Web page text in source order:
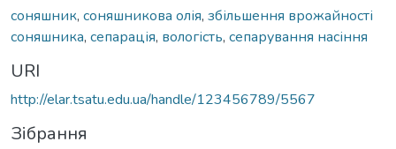
соняшник, соняшникова олія, збільшення врожайності
соняшника, сепарація, вологість, сепарування насіння
URI
http://elar.tsatu.edu.ua/handle/123456789/5567
Зібрання